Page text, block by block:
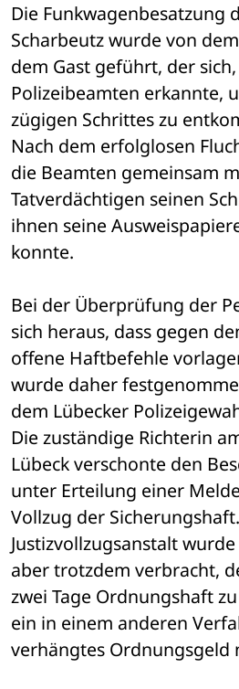
Die Funkwagenbesatzung
Scharbeutz wurde von
dem Gast geführt, der
Polizeibeamten erkannte,
zügigen Schrittes zu
Nach dem erfolglosen
die Beamten gemeinsam
Tatverdächtigen seinen
ihnen seine
konnte.
Bei der Überprüfung der
sich heraus, dass gegen
offene Haftbefehle
wurde daher
dem Lübecker
Die zuständige Richterin
Lübeck verschonte den
unter Erteilung einer
Vollzug der
Justizvollzugsanstalt
aber trotzdem verbracht,
zwei Tage Ordnungshaft
ein in einem anderen